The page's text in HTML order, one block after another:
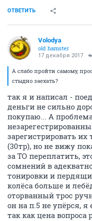
ОТВЕТИТЬ
Volodya
old hamster
17 декабря 2017
А слабо пройти самому,
стыдно заехать?
так я и написал -
деньги не сильно
покупаю... А
зарегистрировать
(30тр), но не вижу
за ТО переплатить,
сомнений в
тонировки и
колёса больше и
оторванный трос
он на п.5 не упёрся, я
так как цена